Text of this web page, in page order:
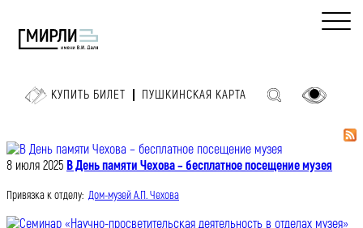
КУПИТЬ БИЛЕТ ПУШКИНСКАЯ КАРТА
8 июля 2025 В День памяти Чехова – бесплатное посещение музея
Привязка к отделу: Дом-музей А.П. Чехова